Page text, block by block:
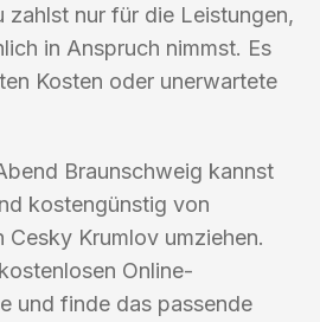
zahlst nur für die Leistungen,
in Anspruch nimmst. Es
Kosten oder unerwartete
Braunschweig kannst
kostengünstig von
Cesky Krumlov umziehen.
Online-
und finde das passende